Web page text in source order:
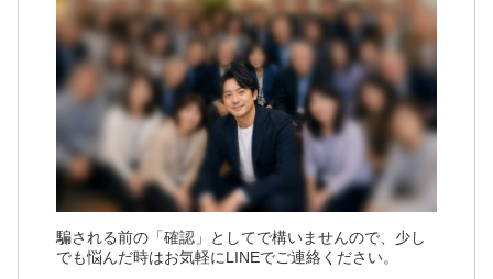
騙される前の「確認」としてで構いませんので、少し
でも悩んだ時はお気軽にLINEでご連絡ください。